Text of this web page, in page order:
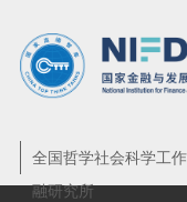
“十四五”科技金
新形势下推动数
全国哲学社会科学工
融研究所